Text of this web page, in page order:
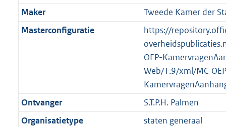
t
a
K
b
2
K
Maker
Tweede Kamer der
Masterconfiguratie
https://
OEP-
Web/1.9/xml/MC-
Ontvanger
S.T.P.H. Palmen
Organisatietype
staten generaal